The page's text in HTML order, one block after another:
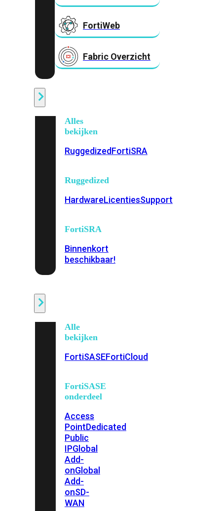
FortiWeb
Fabric Overzicht
Alles
bekijken
RuggedizedFortiSRA
Ruggedized
HardwareLicentiesSupport
FortiSRA
Binnenkort
beschikbaar!
Alle
bekijken
FortiSASEFortiCloud
FortiSASE
onderdeel
Access
PointDedicated
Public
IPGlobal
Add-
onGlobal
Add-
onSD-
WAN